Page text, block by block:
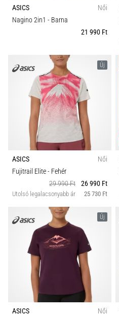
ASICS
Női
Nagino 2in1 - Barna
21 990 Ft
Új
ASICS
Női
Fujitrail Elite- Fehér
29 990 Ft
26 990 Ft
Utolsó legalacsonyabb ár 25 730 Ft
Új
ASICS
Női